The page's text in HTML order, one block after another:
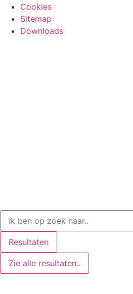
Cookies
Sitemap
Downloads
Resultaten
Zie alle resultaten..